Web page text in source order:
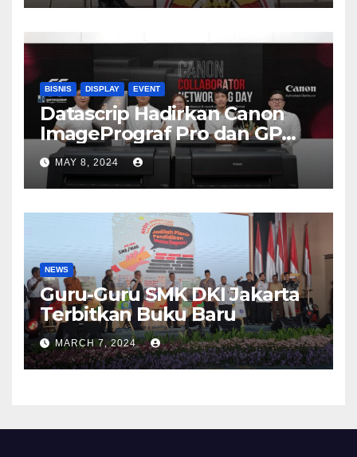
BISNIS DISPLAY EVENT
Datascrip Hadirkan Canon
ImagePrograf Pro dan GP
Series
MAY 8, 2024
NEWS
Guru-Guru SMK DKI Jakarta
Terbitkan Buku Baru
MARCH 7, 2024